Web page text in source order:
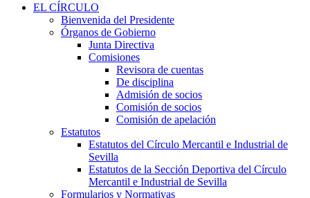
EL CÍRCULO
Bienvenida del Presidente
Órganos de Gobierno
Junta Directiva
Comisiones
Revisora de cuentas
De disciplina
Admisión de socios
Comisión de socios
Comisión de apelación
Estatutos
Estatutos del Círculo Mercantil e Industrial de
Sevilla
Estatutos de la Sección Deportiva del Círculo
Mercantil e Industrial de Sevilla
Formularios y Normativas